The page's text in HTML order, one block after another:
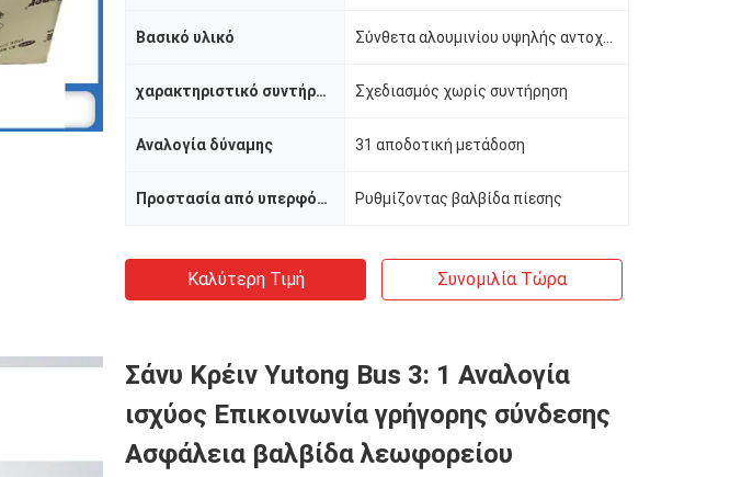
Βασικό υλικό
χαρακτηριστικό συντήρησης Σχεδιασμός χωρίς συντήρηση
Αναλογία δύναμης 31 αποδοτική μετάδοση
Προστασία από υπερφόρτωση Ρυθμίζοντας βαλβίδα πίεσης
Καλύτερη Τιμή Συνομιλία Τώρα
Σάνυ Κρέιν Yutong Bus 3: 1 Αναλογία
ισχύος Επικοινωνία γρήγορης σύνδεσης
Ασφάλεια βαλβίδα λεωφορείου